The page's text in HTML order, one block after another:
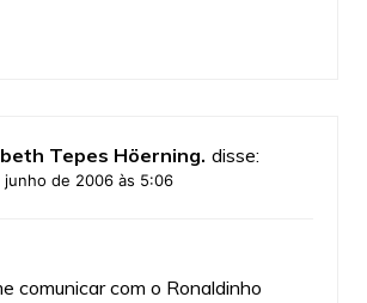
Tepes Höerning. disse:
junho de 2006 às 5:06
comunicar com o Ronaldinho